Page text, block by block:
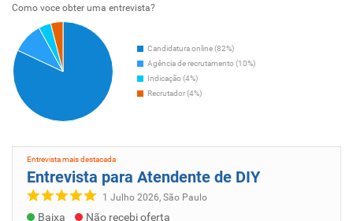
Como voce obter uma entrevista?
Candidatura online (82%)
Agência de recrutamento (10%)
Indicação (4%)
Recrutador (4%)
Entrevista mais destacada
Entrevista para Atendente de DIY
1 Julho 2026, São Paulo
Baixa Não recebi oferta